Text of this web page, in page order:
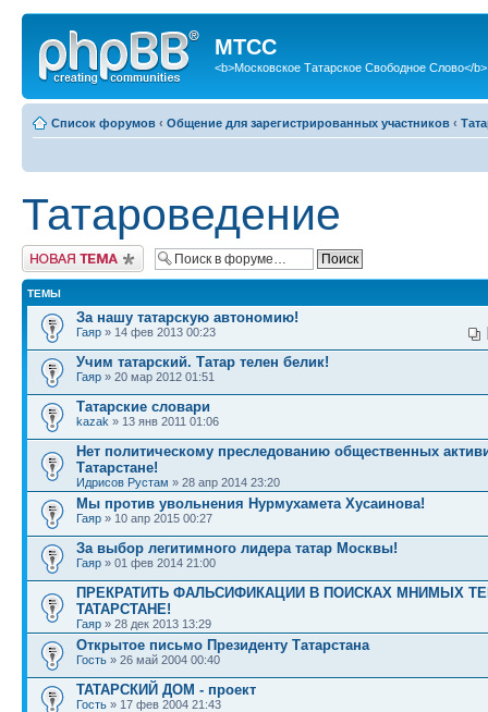
МТСС
<b>Московское Татарское Свободное Слово</b>
Список форумов ‹ Общение для зарегистрированных участников ‹
Татароведение
Новая тема
ТЕМЫ
За нашу татарскую автономию!
Гаяр » 14 фев 2013 00:23
Учим татарский. Татар телен белик!
Гаяр » 20 мар 2012 01:51
Татарские словари
kazak » 13 янв 2011 01:06
Нет политическому преследованию общественных
Татарстане!
Идрисов Рустам » 28 апр 2014 23:20
Мы против увольнения Нурмухамета Хусаинова!
Гаяр » 10 апр 2015 00:27
За выбор легитимного лидера татар Москвы!
Гаяр » 01 фев 2014 21:00
ПРЕКРАТИТЬ ФАЛЬСИФИКАЦИИ В ПОИСКАХ МНИМЫХ
ТАТАРСТАНЕ!
Гаяр » 28 дек 2013 13:29
Открытое письмо Президенту Татарстана
Гость » 26 май 2004 00:40
ТАТАРСКИЙ ДОМ - проект
Гость » 17 фев 2004 21:43